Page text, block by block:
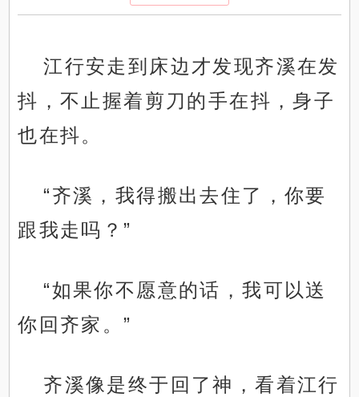
江行安走到床边才发现齐溪在发
抖，不止握着剪刀的手在抖，身子
也在抖。
“齐溪，我得搬出去住了，你要
跟我走吗？”
“如果你不愿意的话，我可以送
你回齐家。”
齐溪像是终于回了神，看着江行